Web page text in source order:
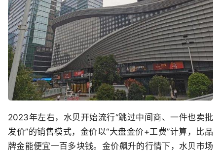
2023年左右，水贝开始流行“跳过中间商、一件也卖批
发价”的销售模式，金价以“大盘金价+工费”计算，比品
牌金能便宜一百多块钱。金价飙升的行情下，水贝市场